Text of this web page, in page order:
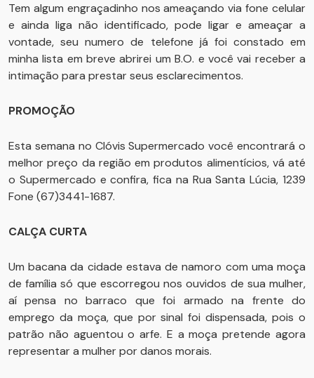
Tem algum engraçadinho nos ameaçando via fone celular
e ainda liga não identificado, pode ligar e ameaçar a
vontade, seu numero de telefone já foi constado em
minha lista em breve abrirei um B.O. e você vai receber a
intimação para prestar seus esclarecimentos.
PROMOÇÃO
Esta semana no Clóvis Supermercado você encontrará o
melhor preço da região em produtos alimentícios, vá até
o Supermercado e confira, fica na Rua Santa Lúcia, 1239
Fone (67)3441-1687.
CALÇA CURTA
Um bacana da cidade estava de namoro com uma moça
de família só que escorregou nos ouvidos de sua mulher,
aí pensa no barraco que foi armado na frente do
emprego da moça, que por sinal foi dispensada, pois o
patrão não aguentou o arfe. E a moça pretende agora
representar a mulher por danos morais.